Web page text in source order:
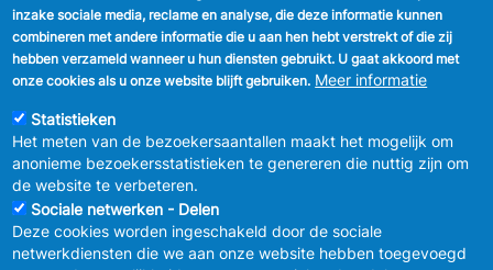
Linkedin
Instagram
MENU
FOOTER
Vertrouwelijkheid
inzake sociale media, reclame en analyse, die deze informatie kunnen
combineren met andere informatie die u aan hen hebt verstrekt of die zij
hebben verzameld wanneer u hun diensten gebruikt. U gaat akkoord met
onze cookies als u onze website blijft gebruiken. Meer informatie
Statistieken
Het meten van de bezoekersaantallen maakt het mogelijk om
anonieme bezoekersstatistieken te genereren die nuttig zijn om
de website te verbeteren.
Sociale netwerken - Delen
Deze cookies worden ingeschakeld door de sociale
netwerkdiensten die we aan onze website hebben toegevoegd